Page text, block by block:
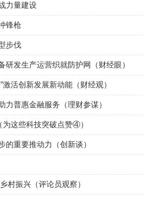
力量建设
锋枪
步伐
研发生产运营织就防护网（财经眼）
激活创新发展新动能（财经观）
力普惠金融服务（理财参谋）
为这些科技突破点赞④）
的重要推动力（创新谈）
村振兴（评论员观察）